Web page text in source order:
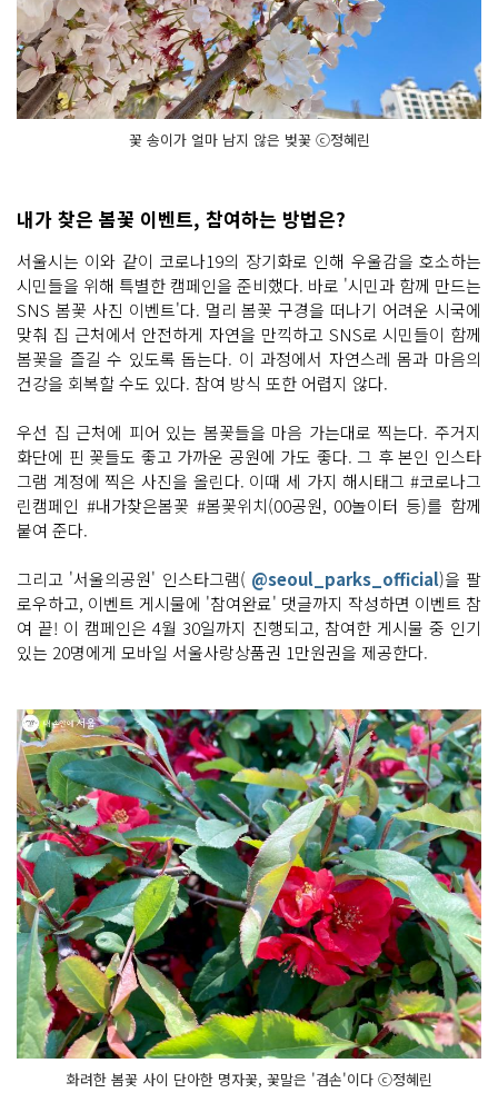
꽃 송이가 얼마 남지 않은 벚꽃 ⓒ정혜린
내가 찾은 봄꽃 이벤트, 참여하는 방법은?
서울시는 이와 같이 코로나19의 장기화로 인해 우울감을 호소하는
시민들을 위해 특별한 캠페인을 준비했다. 바로 '시민과 함께 만드는
SNS 봄꽃 사진 이벤트'다. 멀리 봄꽃 구경을 떠나기 어려운 시국에
맞춰 집 근처에서 안전하게 자연을 만끽하고 SNS로 시민들이 함께
봄꽃을 즐길 수 있도록 돕는다. 이 과정에서 자연스레 몸과 마음의
건강을 회복할 수도 있다. 참여 방식 또한 어렵지 않다.
우선 집 근처에 피어 있는 봄꽃들을 마음 가는대로 찍는다. 주거지
화단에 핀 꽃들도 좋고 가까운 공원에 가도 좋다. 그 후 본인 인스타
그램 계정에 찍은 사진을 올린다. 이때 세 가지 해시태그 #코로나그
린캠페인 #내가찾은봄꽃 #봄꽃위치(00공원, 00놀이터 등)를 함께
붙여 준다.
그리고 '서울의공원' 인스타그램( @seoul_parks_official)을 팔
로우하고, 이벤트 게시물에 '참여완료' 댓글까지 작성하면 이벤트 참
여 끝! 이 캠페인은 4월 30일까지 진행되고, 참여한 게시물 중 인기
있는 20명에게 모바일 서울사랑상품권 1만원권을 제공한다.
화려한 봄꽃 사이 단아한 명자꽃, 꽃말은 '겸손'이다 ⓒ정혜린